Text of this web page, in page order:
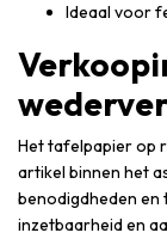
Ideaal voor
Het tafelpapier op
artikel binnen het
benodigdheden en
inzetbaarheid en